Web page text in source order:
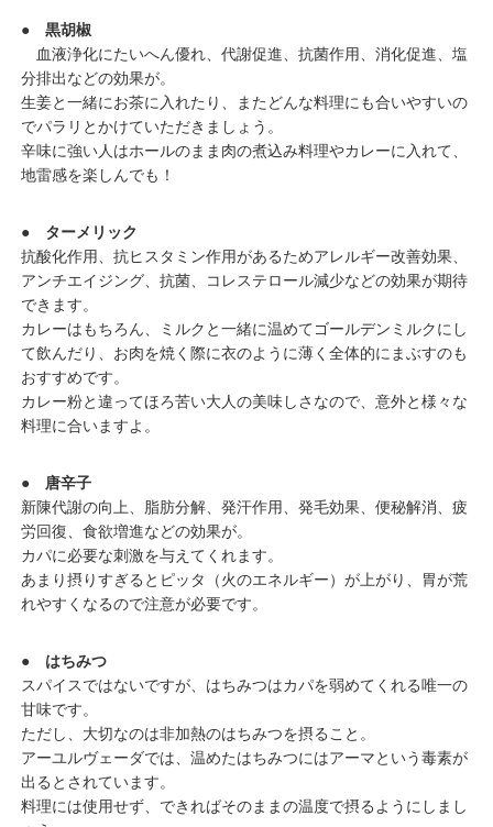
● 黒胡椒
血液浄化にたいへん優れ、代謝促進、抗菌作用、消化促進、塩
分排出などの効果が。
生姜と一緒にお茶に入れたり、またどんな料理にも合いやすいの
でパラリとかけていただきましょう。
辛味に強い人はホールのまま肉の煮込み料理やカレーに入れて、
地雷感を楽しんでも！
● ターメリック
抗酸化作用、抗ヒスタミン作用があるためアレルギー改善効果、
アンチエイジング、抗菌、コレステロール減少などの効果が期待
できます。
カレーはもちろん、ミルクと一緒に温めてゴールデンミルクにし
て飲んだり、お肉を焼く際に衣のように薄く全体的にまぶすのも
おすすめです。
カレー粉と違ってほろ苦い大人の美味しさなので、意外と様々な
料理に合いますよ。
● 唐辛子
新陳代謝の向上、脂肪分解、発汗作用、発毛効果、便秘解消、疲
労回復、食欲増進などの効果が。
カパに必要な刺激を与えてくれます。
あまり摂りすぎるとピッタ（火のエネルギー）が上がり、胃が荒
れやすくなるので注意が必要です。
● はちみつ
スパイスではないですが、はちみつはカパを弱めてくれる唯一の
甘味です。
ただし、大切なのは非加熱のはちみつを摂ること。
アーユルヴェーダでは、温めたはちみつにはアーマという毒素が
出るとされています。
料理には使用せず、できればそのままの温度で摂るようにしまし